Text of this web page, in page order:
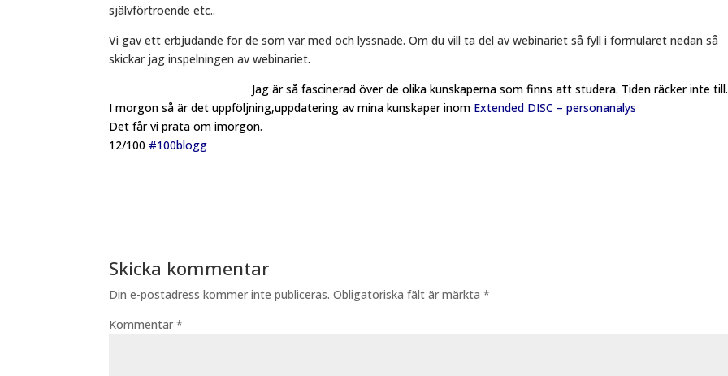
självförtroende etc..
Vi gav ett erbjudande för de som var med och lyssnade. Om du vill ta del av webinariet så fyll i formuläret nedan så
skickar jag inspelningen av webinariet.
Jag är så fascinerad över de olika kunskaperna som finns att studera. Tiden räcker inte till.
I morgon så är det uppföljning,uppdatering av mina kunskaper inom Extended DISC – personanalys
Det får vi prata om imorgon.
12/100 #100blogg
Skicka kommentar
Din e-postadress kommer inte publiceras. Obligatoriska fält är märkta*
Kommentar*